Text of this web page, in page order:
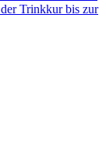
Trinkkur bis zur